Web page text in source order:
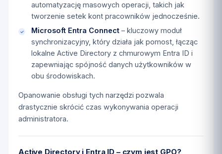
automatyzację masowych operacji, takich jak
tworzenie setek kont pracowników jednocześnie.
Microsoft Entra Connect – kluczowy moduł
synchronizacyjny, który działa jak pomost, łącząc
lokalne Active Directory z chmurowym Entra ID i
zapewniając spójność danych użytkowników w
obu środowiskach.
Opanowanie obsługi tych narzędzi pozwala
drastycznie skrócić czas wykonywania operacji
administratora.
Active Directory i Entra ID – czym jest GPO?